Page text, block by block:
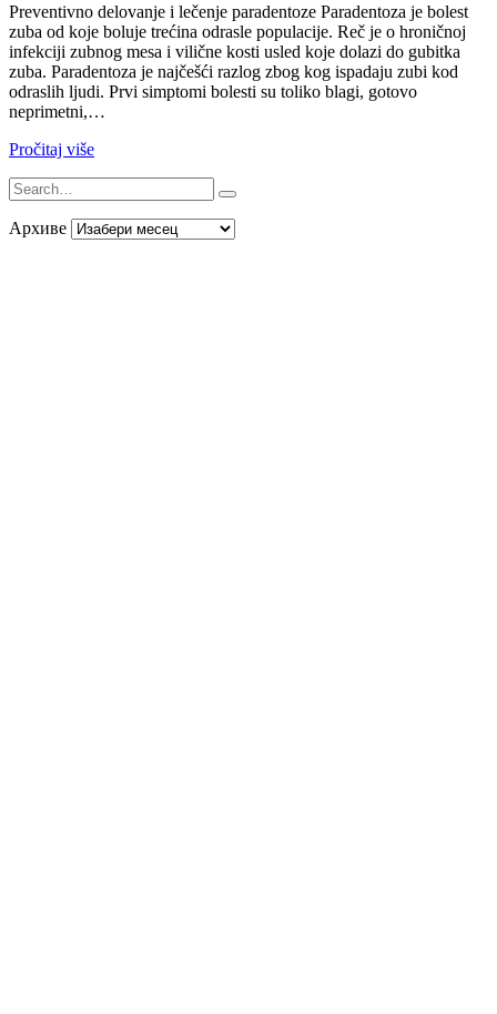
Preventivno delovanje i lečenje paradentoze Paradentoza je bolest
zuba od koje boluje trećina odrasle populacije. Reč je o hroničnoj
infekciji zubnog mesa i vilične kosti usled koje dolazi do gubitka
zuba. Paradentoza je najčešći razlog zbog kog ispadaju zubi kod
odraslih ljudi. Prvi simptomi bolesti su toliko blagi, gotovo
neprimetni,…
Pročitaj više
Архиве